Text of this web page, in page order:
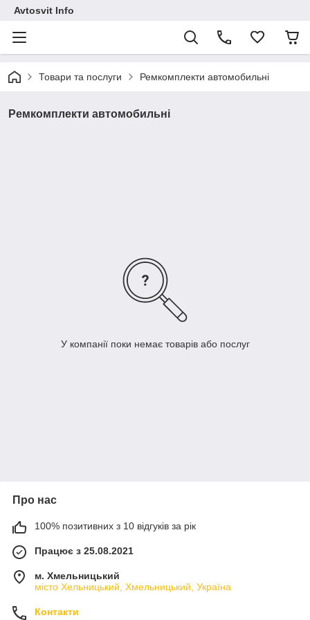
Avtosvit Info
Товари та послуги Ремкомплекти автомобильні
Ремкомплекти автомобильні
У компанії поки немає товарів або послуг
Про нас
100% позитивних з 10 відгуків за рік
Працює з 25.08.2021
м. Хмельницький
місто Хельницький, Хмельницький, Україна
Контакти